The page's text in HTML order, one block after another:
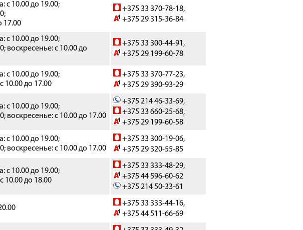
: с 10.00 до 19.00;
17.00
+375 33 370-78-18,
+375 29 315-36-84
с 10.00 до 19.00;
воскресенье: c 10.00 до
+375 33 300-44-91,
+375 29 199-60-78
с 10.00 до 19.00;
10.00 до 17.00
+375 33 370-77-23,
+375 29 390-93-29
с 10.00 до 19.00;
воскресенье: с 10.00 до 17.00
+375 214 46-33-69,
+375 33 660-25-68,
+375 29 199-60-58
с 10.00 до 19.00;
воскресенье: с 10.00 до 17.00
+375 33 300-19-06,
+375 29 320-55-85
с 10.00 до 19.00;
10.00 до 18.00
+375 33 333-48-29,
+375 44 596-60-62
+375 214 50-33-61
+375 33 333-44-16,
+375 44 511-66-69